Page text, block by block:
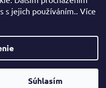
s jejich používáním.. Více
Súhlasím
. Všetky práva vyhradené.